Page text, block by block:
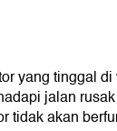
yang tinggal
jalan
tidak akan